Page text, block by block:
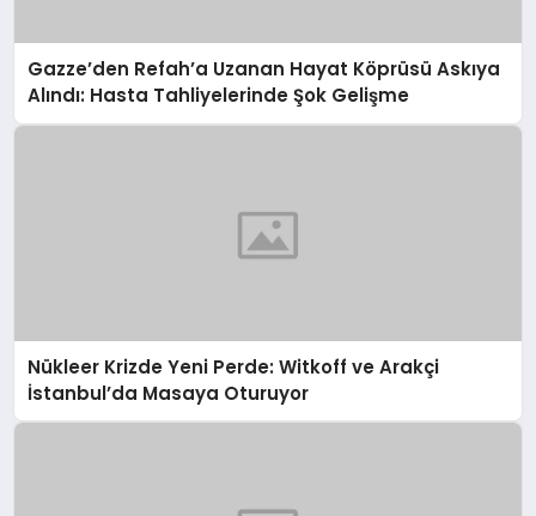
Gazze’den Refah’a Uzanan Hayat Köprüsü Askıya
Alındı: Hasta Tahliyelerinde Şok Gelişme
Nükleer Krizde Yeni Perde: Witkoff ve Arakçi
İstanbul’da Masaya Oturuyor